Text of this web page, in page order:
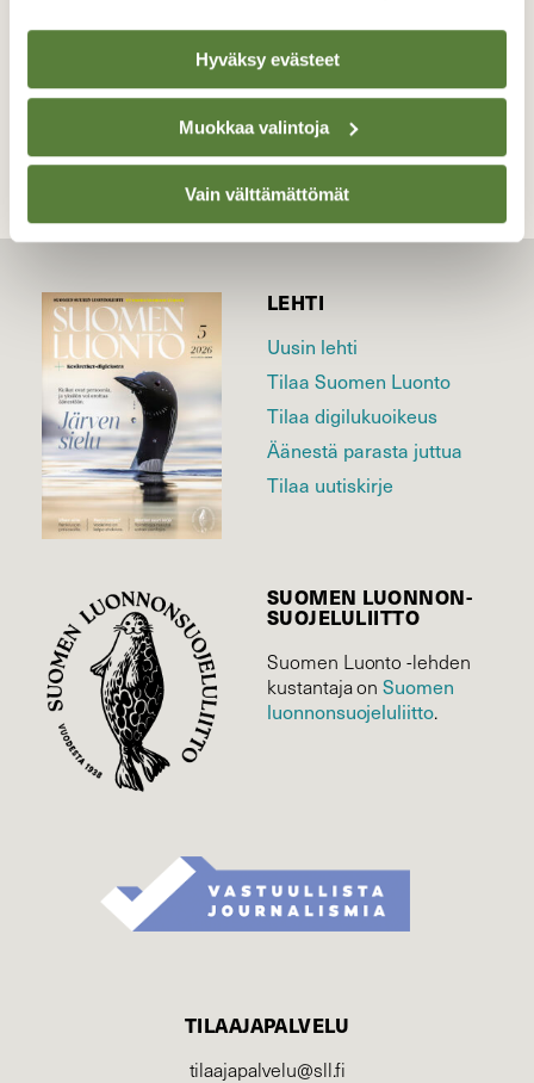
Hyväksy evästeet
Muokkaa valintoja
Vain välttämättömät
LEHTI
Uusin lehti
Tilaa Suomen Luonto
Tilaa digilukuoikeus
Äänestä parasta juttua
Tilaa uutiskirje
SUOMEN LUONNON­
SUOJELU­LIITTO
Suomen Luonto -lehden
kustantaja onSuomen
luonnonsuojelu­liitto.
TILAAJAPALVELU
tilaajapalvelu@sll.fi